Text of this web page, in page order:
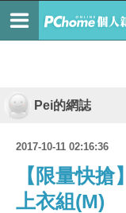
Pei的網誌
2017-10-11 02:16:36
【限量快
上衣組(M)